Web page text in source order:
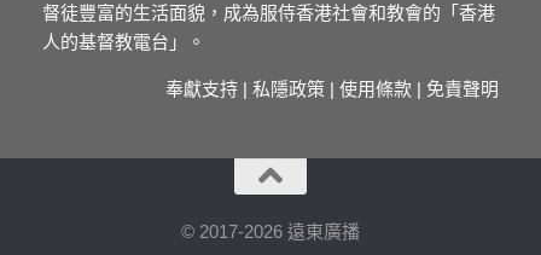
督徒豐富的生活面貌，成為服侍香港社會和教會的「香港
人的基督教電台」。
奉獻支持 | 私隱政策 | 使用條款 | 免責聲明
© 2017-2026 遠東廣播